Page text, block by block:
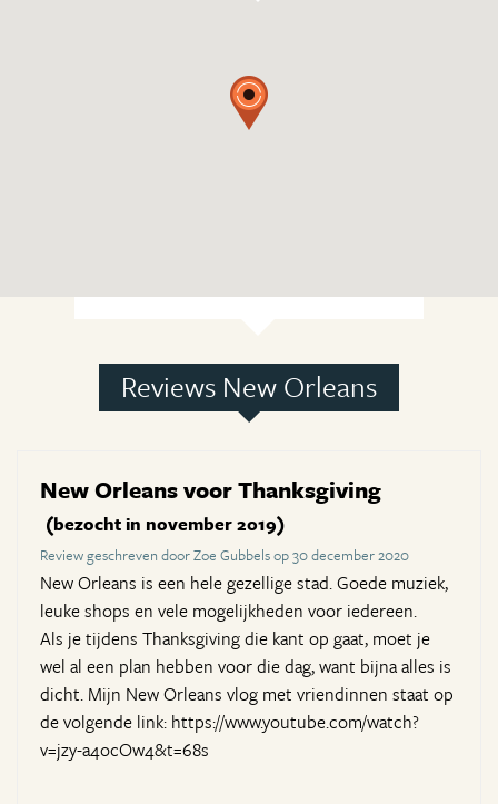
Reviews New Orleans
New Orleans voor Thanksgiving
(bezocht in november 2019)
Review geschreven door Zoe Gubbels op 30 december 2020
New Orleans is een hele gezellige stad. Goede muziek,
leuke shops en vele mogelijkheden voor iedereen.
Als je tijdens Thanksgiving die kant op gaat, moet je
wel al een plan hebben voor die dag, want bijna alles is
dicht. Mijn New Orleans vlog met vriendinnen staat op
de volgende link: https://www.youtube.com/watch?
v=jzy-a4ocOw4&t=68s